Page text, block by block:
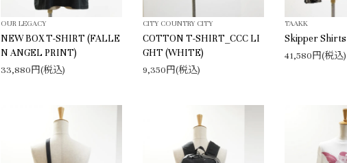
OUR LEGACY
NEW BOX T-SHIRT (FALLE
N ANGEL PRINT)
33,880円(税込)
CITY COUNTRY CITY
COTTON T-SHIRT_CCC LI
GHT (WHITE)
9,350円(税込)
TAAKK
Skipper Shirts
41,580円(税込)